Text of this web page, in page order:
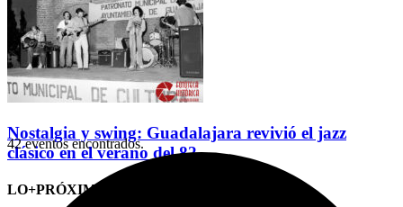
Nostalgia y swing: Guadalajara revivió el jazz
clásico en el verano del 82
LO+PRÓXIMO (CITAS)
42 eventos encontrados.